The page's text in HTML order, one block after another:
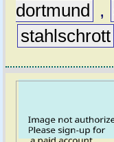
dortmund
,
stahlschrott